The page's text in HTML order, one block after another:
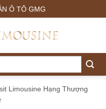
Ô TÔ GMG
Limousine Hạng Thượng